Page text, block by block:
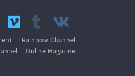
Rainbow Channel
Online Magazine